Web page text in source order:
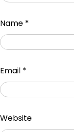
Name *
Email *
Website